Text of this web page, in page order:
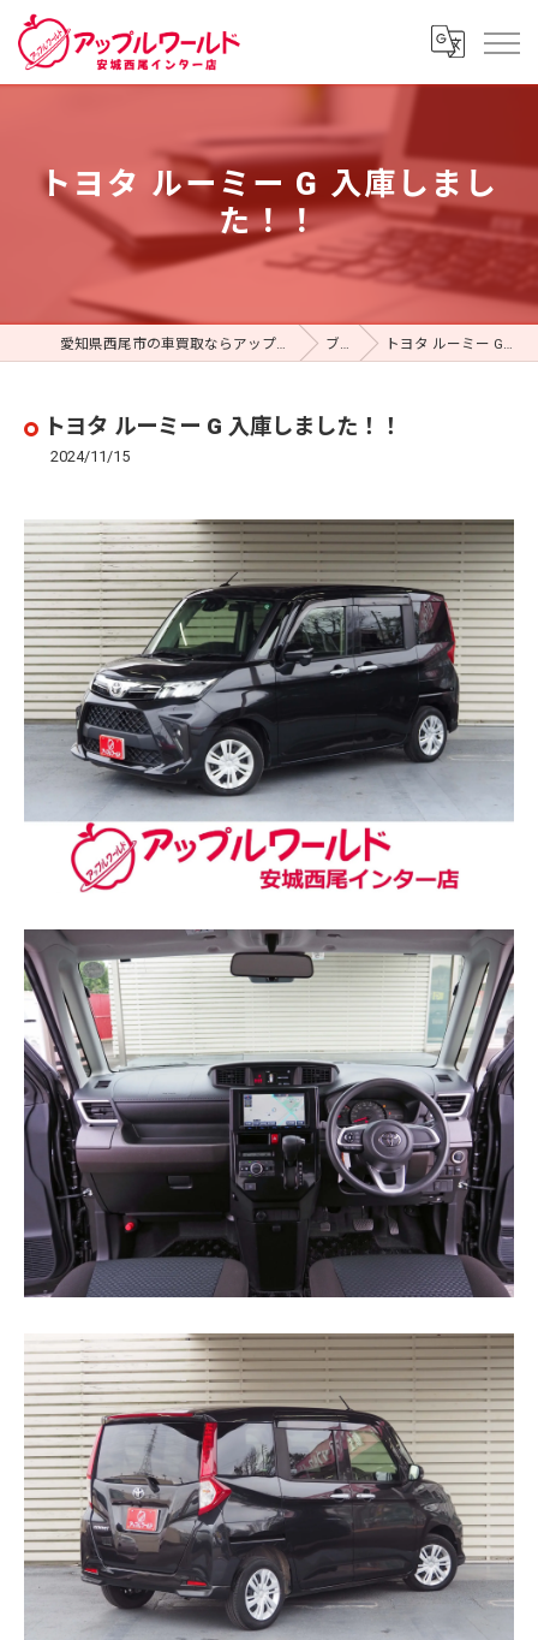
トヨタ ルーミー G 入庫しまし
た！！
愛知県西尾市の車買取ならアップルワールド 安城西尾インター店 ブログ トヨタ ルーミー G 入庫しました！！
トヨタ ルーミー G 入庫しました！！
2024/11/15